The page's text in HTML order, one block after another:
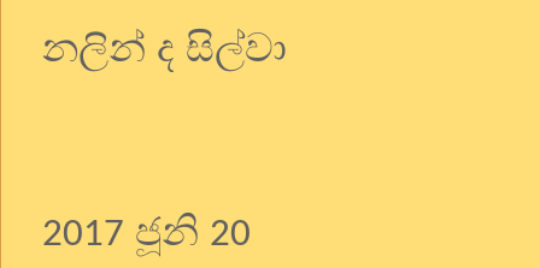
නලින් ද සිල්වා
2017 ජූනි 20